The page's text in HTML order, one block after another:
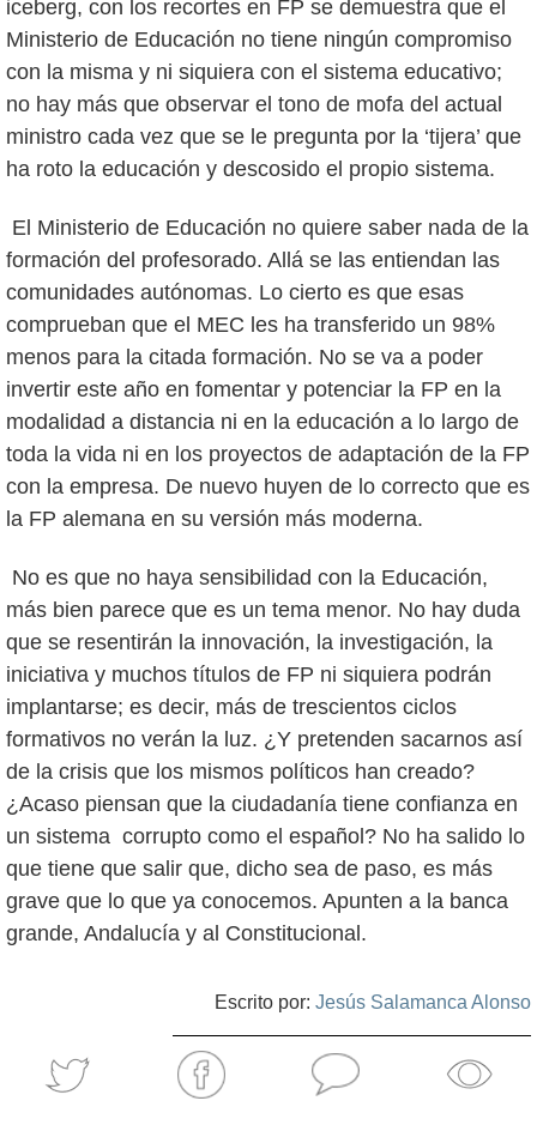
iceberg, con los recortes en FP se demuestra que el
Ministerio de Educación no tiene ningún compromiso
con la misma y ni siquiera con el sistema educativo;
no hay más que observar el tono de mofa del actual
ministro cada vez que se le pregunta por la ‘tijera’ que
ha roto la educación y descosido el propio sistema.
El Ministerio de Educación no quiere saber nada de la
formación del profesorado. Allá se las entiendan las
comunidades autónomas. Lo cierto es que esas
comprueban que el MEC les ha transferido un 98%
menos para la citada formación. No se va a poder
invertir este año en fomentar y potenciar la FP en la
modalidad a distancia ni en la educación a lo largo de
toda la vida ni en los proyectos de adaptación de la FP
con la empresa. De nuevo huyen de lo correcto que es
la FP alemana en su versión más moderna.
No es que no haya sensibilidad con la Educación,
más bien parece que es un tema menor. No hay duda
que se resentirán la innovación, la investigación, la
iniciativa y muchos títulos de FP ni siquiera podrán
implantarse; es decir, más de trescientos ciclos
formativos no verán la luz. ¿Y pretenden sacarnos así
de la crisis que los mismos políticos han creado?
¿Acaso piensan que la ciudadanía tiene confianza en
un sistema corrupto como el español? No ha salido lo
que tiene que salir que, dicho sea de paso, es más
grave que lo que ya conocemos. Apunten a la banca
grande, Andalucía y al Constitucional.
Escrito por: Jesús Salamanca Alonso